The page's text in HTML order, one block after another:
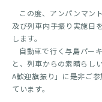
この度、アンパンマン
及び列車内手振り実施日
します。
自動車で行く与島パー
と、列車からの素晴らし
A歓迎旗振り」に是非ご
ています。